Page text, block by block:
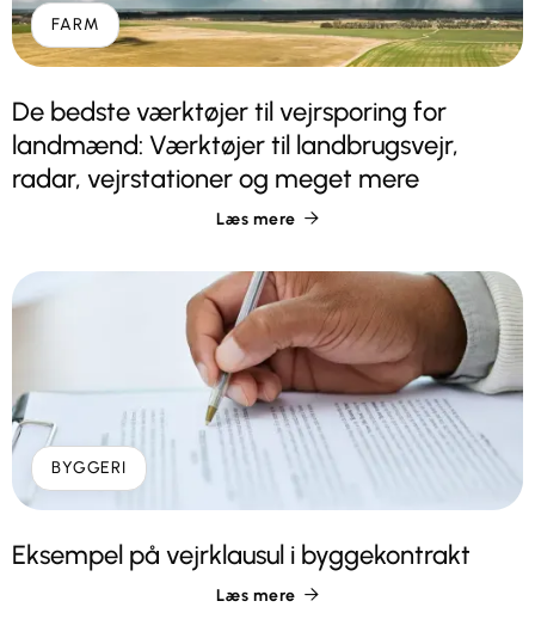
FARM
De bedste værktøjer til vejrsporing for
landmænd: Værktøjer til landbrugsvejr,
radar, vejrstationer og meget mere
Læs mere 
BYGGERI
Eksempel på vejrklausul i byggekontrakt
Læs mere 